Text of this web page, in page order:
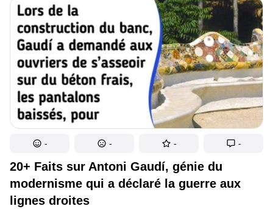
en or. Tu ne nous crois pas ? Alors cet article est pour toi.
20+ Faits sur Antoni Gaudí, génie du
modernisme qui a déclaré la guerre aux
lignes droites
- - - -